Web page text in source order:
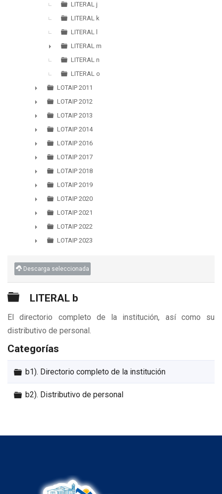
LITERAL j
LITERAL k
LITERAL l
►
LITERAL m
LITERAL n
LITERAL o
►
LOTAIP 2011
►
LOTAIP 2012
►
LOTAIP 2013
►
LOTAIP 2014
►
LOTAIP 2016
►
LOTAIP 2017
►
LOTAIP 2018
►
LOTAIP 2019
►
LOTAIP 2020
►
LOTAIP 2021
►
LOTAIP 2022
LOTAIP 2023
Descarga seleccionada
Carpeta
LITERAL b
El directorio completo de la institución, así como su
distributivo de personal.
Categorías
Carpeta
b1). Directorio completo de la institución
Carpeta
b2). Distributivo de personal